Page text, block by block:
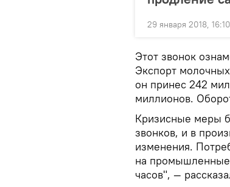
29 января 2018, 16:10
Этот звонок
Экспорт
он принес 242
миллионов.
Кризисные меры
звонков, и в
изменения.
на
часов", —